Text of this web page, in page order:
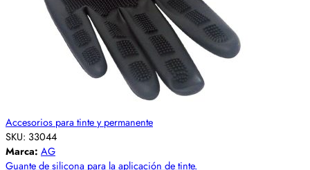
Accesorios para tinte y permanente
SKU: 33044
Marca: AG
Guante de silicona para la aplicación de tinte.